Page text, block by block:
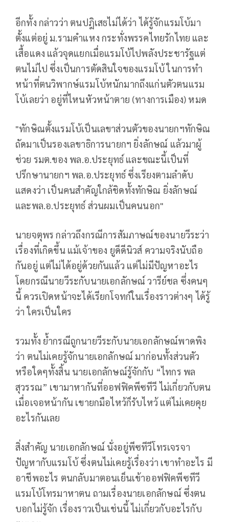
อีกทั้ง กล่าวว่า ตนปฎิเสธไม่ได้ว่า ได้รู้จักแรมโบ้มา
ตั้งแต่อยู่ ม.รามคำแหง กระทั่งพรรคไทยรักไทย และ
เสื้อแดง แล้วจุดแยกเมื่อแรมโบ้ไปพลังประชารัฐแต่
ตนไม่ไป ซึ่งเป็นการตัดสินใจของแรมโบ้ ในการทำ
หน้าที่ตนวิพากษ์แรมโบ้หนักมากถึงแก่นตัวตนแรม
โบ้เลยว่า อยู่ที่ไหนหัวหน้าตาย (ทางการเมือง) หมด
"ทักษิณตั้งแรมโบ้เป็นเลขาส่วนตัวของนายกฯทักษิณ
ถัดมาเป็นรองเลขาธิการนายกฯ ยิ่งลักษณ์ แล้วมาผู้
ช่วย รมต.ของ พล.อ.ประยุทธ์ และขณะนี้เป็นที่
ปรึกษานายกฯ พล.อ.ประยุทธ์ ซึ่งเรียงตามลำดับ
แสดงว่า เป็นคนสำคัญใกล้ชิดทั้งทักษิณ ยิ่งลักษณ์
และพล.อ.ประยุทธ์ ส่วนผมเป็นคนนอก"
นายจตุพร กล่าวถึงกรณีการสัมภาษณ์ของนายวีระว่า
เรื่องที่เกิดขึ้น แม้เจ้าของ ยูดีดีนิวส์ ความจริงนับถือ
กันอยู่ แต่ไม่ได้อยู่ด้วยกันแล้ว แต่ไม่มีปัญหาอะไร
โดยกรณีนายวีระกับนายเอกลักษณ์ วารีย์ชล ซึ่งคนๆ
นี้ ควรเปิดหน้าจะได้เรียกโจทก์ในเรื่องราวต่างๆ ได้รู้
ว่า ใครเป็นใคร
รวมทั้ง ย้ำกรณีถูกนายวีระกับนายเอกลักษณ์พาดพิง
ว่า ตนไม่เคยรู้จักนายเอกลักษณ์ มาก่อนทั้งส่วนตัว
หรือใดๆทั้งสิ้น นายเอกลักษณ์รู้จักกับ “ไทกร พล
สุวรรณ” เขามาหากันที่ออฟฟิคพีซทีวี ไม่เกี่ยวกับตน
เมื่อเจอหน้ากัน เขายกมือไหว้ก็รับไหว้ แต่ไม่เคยคุย
อะไรกันเลย
สิ่งสำคัญ นายเอกลักษณ์ นั่งอยู่พีซทีวีโทรเจรจา
ปัญหากับแรมโบ้ ซึ่งตนไม่เคยรู้เรื่องว่า เขาทำอะไร มี
อาชีพอะไร ตนกลับมาตอนเย็นเข้าออฟฟิคพีซทีวี
แรมโบ้โทรมาหาตน ถามเรื่องนายเอกลักษณ์ ซึ่งตน
บอกไม่รู้จัก เรื่องราวเป็นเช่นนี้ ไม่เกี่ยวกับอะไรกับ